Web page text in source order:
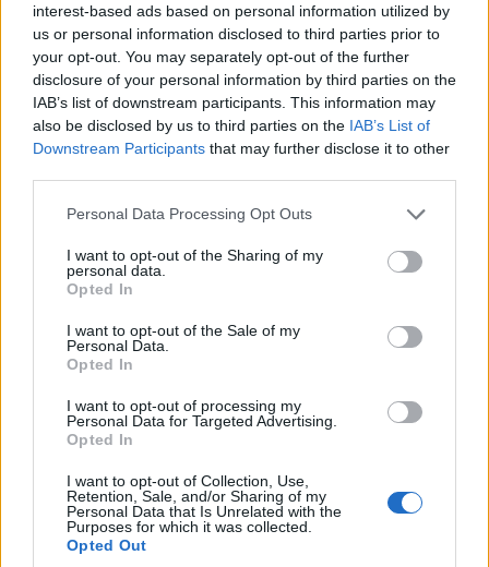
interest-based ads based on personal information utilized by
us or personal information disclosed to third parties prior to
your opt-out. You may separately opt-out of the further
disclosure of your personal information by third parties on the
IAB’s list of downstream participants. This information may
also be disclosed by us to third parties on the IAB’s List of
Downstream Participants that may further disclose it to other
Please note that this website/app uses one or more Google
not limited to your visit or usage behaviour. You may click to
grant or deny consent to Google and its third-party tags to
use your data for below specified purposes in below Google
consent section.
Personal Data Processing Opt Outs
I want to opt-out of the Sharing of my
personal data.
Opted In
I want to opt-out of the Sale of my
Personal Data.
Opted In
I want to opt-out of processing my
Personal Data for Targeted Advertising.
Opted In
I want to opt-out of Collection, Use,
Retention, Sale, and/or Sharing of my
Personal Data that Is Unrelated with the
Purposes for which it was collected.
Opted Out
Σύμφωνα με τον προγραμματισμό του
Υπουργείου Παιδείας το αργότερο μέχρι την
Τρίτη 9 Ιουλίου θα ανοίξει η πλατφόρμα
υποβολής του Μηχανογραφικού στην
ηλεκτρονική διεύθυνση
https://michanografiko.it.minedu.gov.gr
κωδικό ασφαλείας τους (password), θα
μπορούν να μπουν στην πλατφόρμα και να
μελετήσουν και να επεξεργαστούν το Μ.Δ. και
να κάνουν προσωρινές προτιμήσεις μέσω της
Προσωρινής Αποθήκευσης Μηχανογραφικού
πριν προχωρήσουν στην τελική υποβολή του
που θα ορισθεί από το υπουργείο Παιδείας.
Κατά τη συμπλήρωση του Μηχανογραφικού, οι